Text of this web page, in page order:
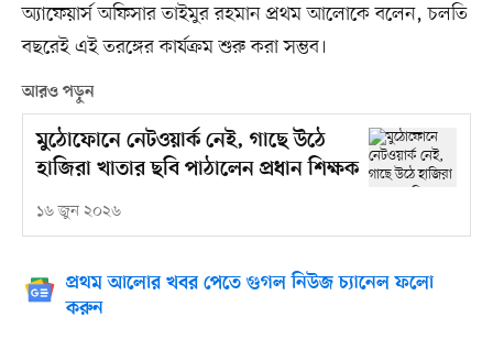
অ্যাফেয়ার্স অফিসার তাইমুর রহমান প্রথম আলোকে বলেন, চলতি
বছরেই এই তরঙ্গের কার্যক্রম শুরু করা সম্ভব।
আরও পড়ুন
মুঠোফোনে নেটওয়ার্ক নেই, গাছে উঠে
হাজিরা খাতার ছবি পাঠালেন প্রধান শিক্ষক
১৬ জুন ২০২৬
প্রথম আলোর খবর পেতে গুগল নিউজ চ্যানেল ফলো
করুন